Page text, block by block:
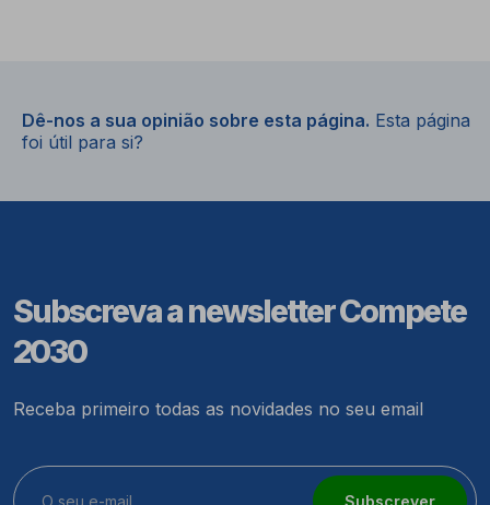
Dê-nos a sua opinião sobre esta página. Esta página
foi útil para si?
Subscreva a newsletter Compete
2030
Receba primeiro todas as novidades no seu email
Subscrever